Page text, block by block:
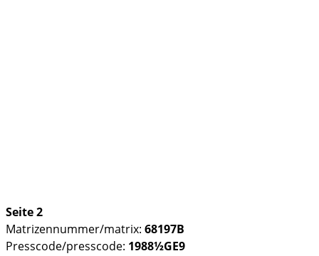
Seite 2
Matrizennummer/matrix: 68197B
Presscode/presscode: 1988½GE9